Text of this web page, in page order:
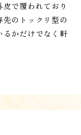
で覆われており
のトックリ型の
かだけでなく軒